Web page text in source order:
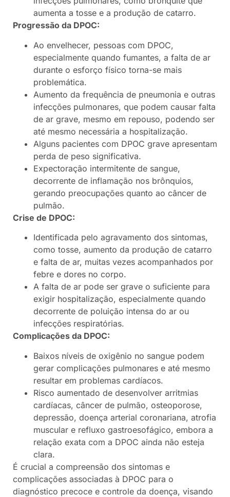
aumenta a tosse e a produção de catarro.
Progressão da DPOC:
Ao envelhecer, pessoas com DPOC,
especialmente quando fumantes, a falta de ar
durante o esforço físico torna-se mais
problemática.
Aumento da frequência de pneumonia e outras
infecções pulmonares, que podem causar falta
de ar grave, mesmo em repouso, podendo ser
até mesmo necessária a hospitalização.
Alguns pacientes com DPOC grave apresentam
perda de peso significativa.
Expectoração intermitente de sangue,
decorrente de inflamação nos brônquios,
gerando preocupações quanto ao câncer de
pulmão.
Crise de DPOC:
Identificada pelo agravamento dos sintomas,
como tosse, aumento da produção de catarro
e falta de ar, muitas vezes acompanhados por
febre e dores no corpo.
A falta de ar pode ser grave o suficiente para
exigir hospitalização, especialmente quando
decorrente de poluição intensa do ar ou
infecções respiratórias.
Complicações da DPOC:
Baixos níveis de oxigênio no sangue podem
gerar complicações pulmonares e até mesmo
resultar em problemas cardíacos.
Risco aumentado de desenvolver arritmias
cardíacas, câncer de pulmão, osteoporose,
depressão, doença arterial coronariana, atrofia
muscular e refluxo gastroesofágico, embora a
relação exata com a DPOC ainda não esteja
clara.
É crucial a compreensão dos sintomas e
complicações associadas à DPOC para o
diagnóstico precoce e controle da doença, visando